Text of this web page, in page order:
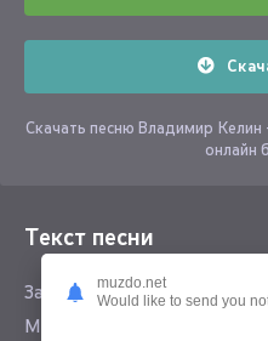
Скачать песню Владимир
онлайн
Текст песни
Зачем же ты ругаешься
Мне всего больше
muzdo.net
Would like to send you